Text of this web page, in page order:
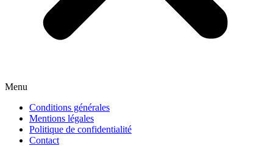
Menu
Conditions générales
Mentions légales
Politique de confidentialité
Contact